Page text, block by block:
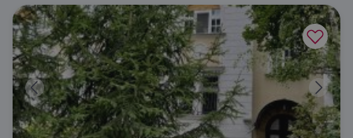
Elengedhetetlenül szükséges
Teljesítmény
Célzás
Funkcionalitás
Az elengedhetetlenül szükséges sütik lehetővé teszik
a webhely alapvető funkcióit, például a felhasználói
bejelentkezést és a fiókkezelést. A weboldal nem
használható megfelelően az elengedhetetlenül
szükséges sütik nélkül.
Szolgáltató/